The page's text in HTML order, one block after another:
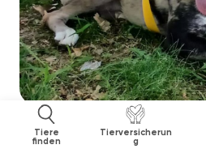
Tiere
finden
Tierversicherun
g